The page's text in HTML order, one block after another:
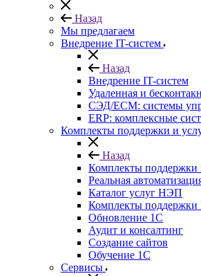
Назад
Мы предлагаем
Внедрение IT-систем
Назад
Внедрение IT-систем
Удаленная и
СЭД/ECM: системы
ERP: комплексные
Комплекты поддержки и
Назад
Комплекты поддержки
Реальная
Каталог услуг НЭП
Комплекты
Обновление 1С
Аудит и консалтинг
Создание сайтов
Обучение 1С
Cервисы